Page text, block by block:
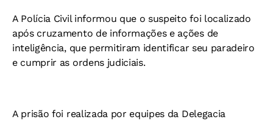
A Polícia Civil informou que o suspeito foi localizado
após cruzamento de informações e ações de
inteligência, que permitiram identificar seu paradeiro
e cumprir as ordens judiciais.
A prisão foi realizada por equipes da Delegacia